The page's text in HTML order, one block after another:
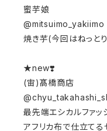
蜜芋娘
@mitsuimo_yakiimo
焼き芋(今回はねっと
★new❣️
(宙)髙橋商店
最先端エシカルファッ
アフリカ布で仕立てる